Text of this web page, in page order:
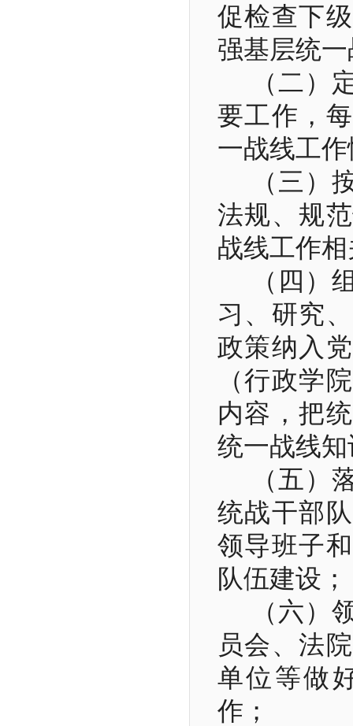
促检查下
强基层统
（二）
要工作，
一战线工
（三）
法规、规
战线工作
（四）
习、研究
政策纳入
（行政学
内容，把
统一战线
（五）
统战干部
领导班子
队伍建设；
（六）
员会、法
单位等做
作；